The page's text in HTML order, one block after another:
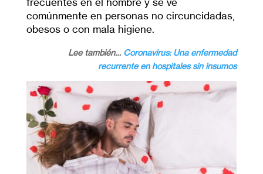
comúnmente en personas no circuncidadas,
obesos o con mala higiene.
Lee también… Coronavirus: Una enfermedad
recurrente en hospitales sin insumos